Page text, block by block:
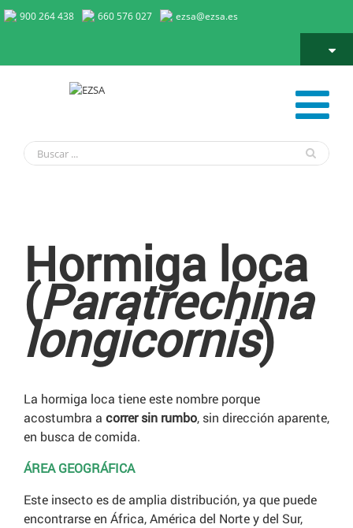
900 264 438 660 576 027 ezsa@ezsa.es
Hormiga loca
(Paratrechina
longicornis)
La hormiga loca tiene este nombre porque
acostumbra a correr sin rumbo, sin dirección aparente,
en busca de comida.
ÁREA GEOGRÁFICA
Este insecto es de amplia distribución, ya que puede
encontrarse en África, América del Norte y del Sur,